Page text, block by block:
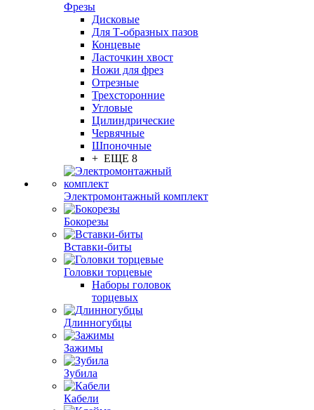
Фрезы
Дисковые
Для Т-образных пазов
Концевые
Ласточкин хвост
Ножи для фрез
Отрезные
Трехсторонние
Угловые
Цилиндрические
Червячные
Шпоночные
+ ЕЩЕ 8
Электромонтажный комплект
Бокорезы
Вставки-биты
Головки торцевые
Наборы головок
торцевых
Длинногубцы
Зажимы
Зубила
Кабели